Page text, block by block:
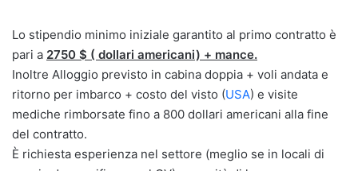
Lo stipendio minimo iniziale garantito al primo contratto è
pari a 2750 $ ( dollari americani) + mance.
Inoltre Alloggio previsto in cabina doppia + voli andata e
ritorno per imbarco + costo del visto (USA) e visite
mediche rimborsate fino a 800 dollari americani alla fine
del contratto.
È richiesta esperienza nel settore (meglio se in locali di